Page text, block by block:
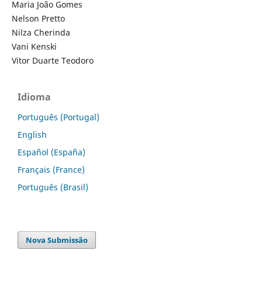
Maria João Gomes
Nelson Pretto
Nilza Cherinda
Vani Kenski
Vitor Duarte Teodoro
Idioma
Português (Portugal)
English
Español (España)
Français (France)
Português (Brasil)
Nova Submissão